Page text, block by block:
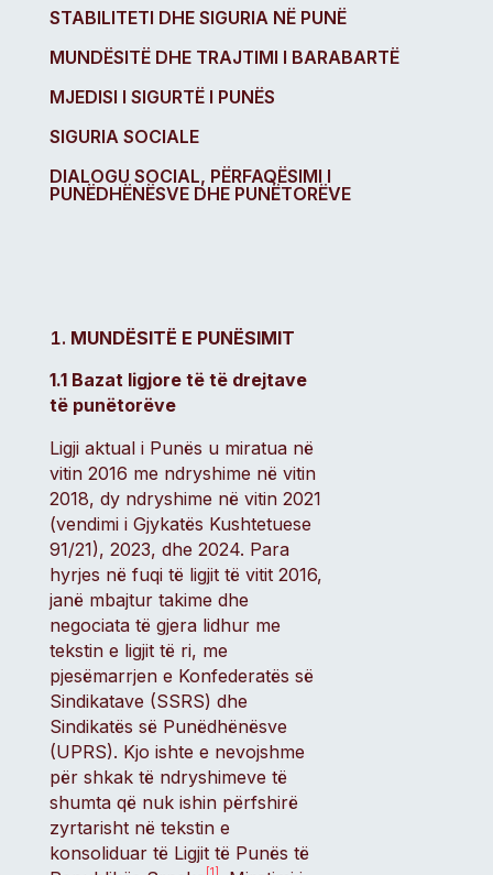
STABILITETI DHE SIGURIA NË PUNË
MUNDËSITË DHE TRAJTIMI I BARABARTË
MJEDISI I SIGURTË I PUNËS
SIGURIA SOCIALE
DIALOGU SOCIAL, PËRFAQËSIMI I
PUNËDHËNËSVE DHE PUNËTORËVE
MUNDËSITË E PUNËSIMIT
1.1 Bazat ligjore të të drejtave
të punëtorëve
Ligji aktual i Punës u miratua në
vitin 2016 me ndryshime në vitin
2018, dy ndryshime në vitin 2021
(vendimi i Gjykatës Kushtetuese
91/21), 2023, dhe 2024. Para
hyrjes në fuqi të ligjit të vitit 2016,
janë mbajtur takime dhe
negociata të gjera lidhur me
tekstin e ligjit të ri, me
pjesëmarrjen e Konfederatës së
Sindikatave (SSRS) dhe
Sindikatës së Punëdhënësve
(UPRS). Kjo ishte e nevojshme
për shkak të ndryshimeve të
shumta që nuk ishin përfshirë
zyrtarisht në tekstin e
konsoliduar të Ligjit të Punës të
[1]